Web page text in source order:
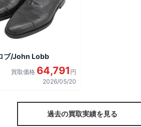
ブ/John Lobb
買取価格 64,791 円
2026/05/20
過去の買取実績を見る